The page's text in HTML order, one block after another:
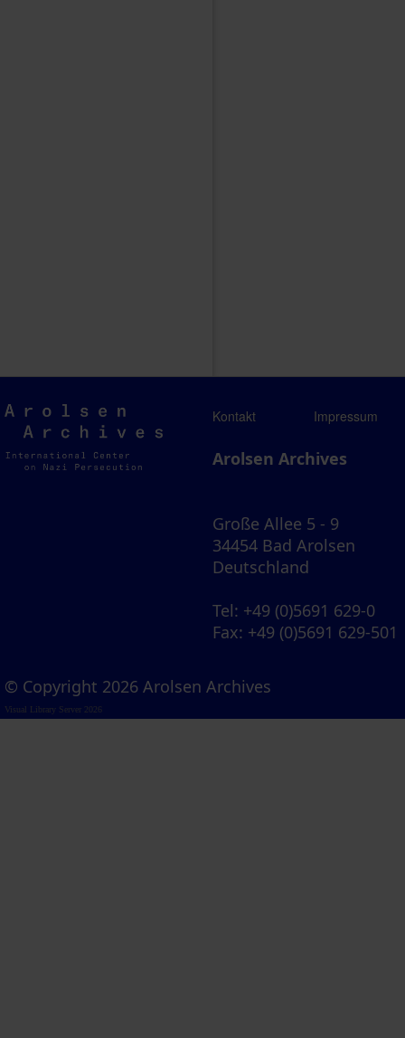
Arolsen
Archives
Kontakt Impressum
Arolsen Archives
Große Allee 5 - 9
34454 Bad Arolsen
Deutschland
Tel: +49 (0)5691 629-0
Fax: +49 (0)5691 629-501
© Copyright 2026 Arolsen Archives
Visual Library Server 2026